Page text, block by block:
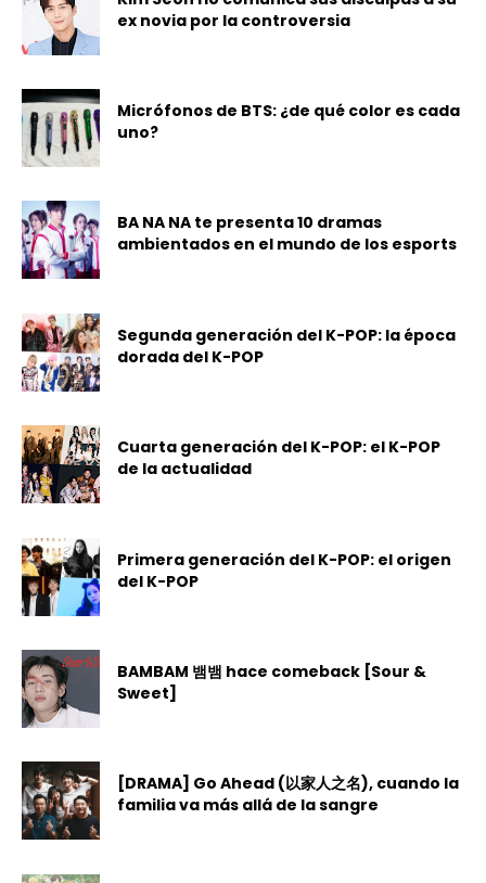
ex novia por la controversia
Micrófonos de BTS: ¿de qué color es cada
uno?
BA NA NA te presenta 10 dramas
ambientados en el mundo de los esports
Segunda generación del K-POP: la época
dorada del K-POP
Cuarta generación del K-POP: el K-POP
de la actualidad
Primera generación del K-POP: el origen
del K-POP
BAMBAM 뱀뱀 hace comeback [Sour &
Sweet]
[DRAMA] Go Ahead (以家人之名), cuando la
familia va más allá de la sangre